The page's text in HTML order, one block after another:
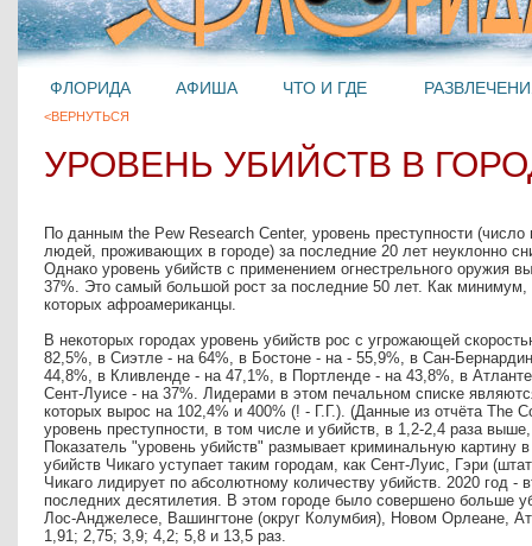
ФЛОРИДА АФИША ЧТО И ГДЕ
<ВЕРНУТЬСЯ
УРОВЕНЬ УБИЙСТВ В
По данным the Pew Research Center, уровень преступности (число
людей, проживающих в городе) за последние 20 лет неуклонно
Однако уровень убийств с применением огнестрельного оружия
37%. Это самый большой рост за последние 50 лет. Как
которых афроамериканцы.
В некоторых городах уровень убийств рос с угрожающей
82,5%, в Сиэтле - на 64%, в Бостоне - на - 55,9%, в Сан-
44,8%, в Кливленде - на 47,1%, в Портленде - на 43,8%, в
Сент-Луисе - на 37%. Лидерами в этом печальном списке
которых вырос на 102,4% и 400% (! - Г.Г.). (Данные из отчёта The
уровень преступности, в том числе и убийств, в 1,2-2,4 раза
Показатель "уровень убийств" размывает криминальную
убийств Чикаго уступает таким городам, как Сент-Луис, Гэри
Чикаго лидирует по абсолютному количеству убийств. 2020 год -
последних десятилетия. В этом городе было совершено больше
Лос-Анджелесе, Вашингтоне (округ Колумбия), Новом Орлеане,
1,91; 2,75; 3,9; 4,2; 5,8 и 13,5 раз.